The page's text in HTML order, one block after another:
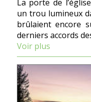
La porte de
un trou lumineux
brûlaient encore
derniers accords
Voir plus